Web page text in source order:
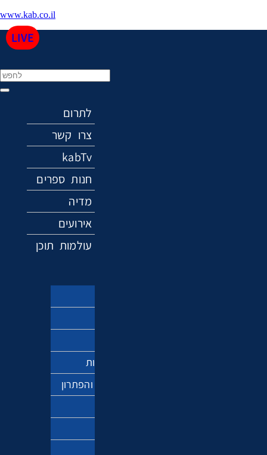
www.kab.co.il
LIVE
לתרום
צרו קשר
kabTv
חנות ספרים
מדיה
אירועים
עולמות תוכן
מדע ותפיסת המציאות
אנטישמיות – הבעיה והפתרון